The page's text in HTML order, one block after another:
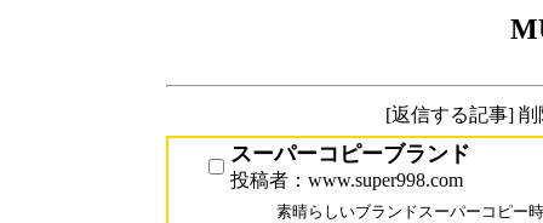
[返信する記事]
スーパーコピーブランド
投稿者：www.super998.com
素晴らしいブランドスーパーコピー